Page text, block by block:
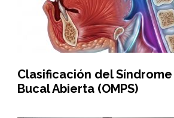
Clasificación del
Bucal Abierta (OMPS)